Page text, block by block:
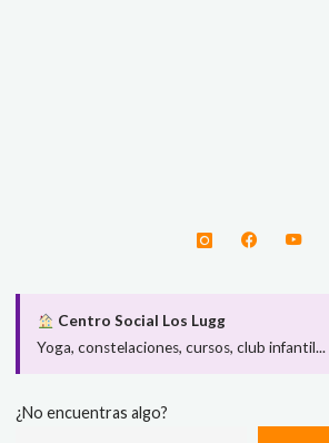
Centro Social Los Lugg
Yoga, constelaciones, cursos, club infantil...
¿No encuentras algo?